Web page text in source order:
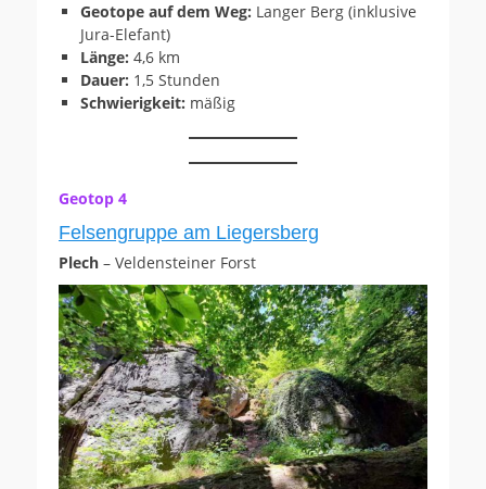
Geotope auf dem Weg: Langer Berg (inklusive
Jura-Elefant)
Länge: 4,6 km
Dauer: 1,5 Stunden
Schwierigkeit: mäßig
Geotop 4
Felsengruppe am Liegersberg
Plech – Veldensteiner Forst